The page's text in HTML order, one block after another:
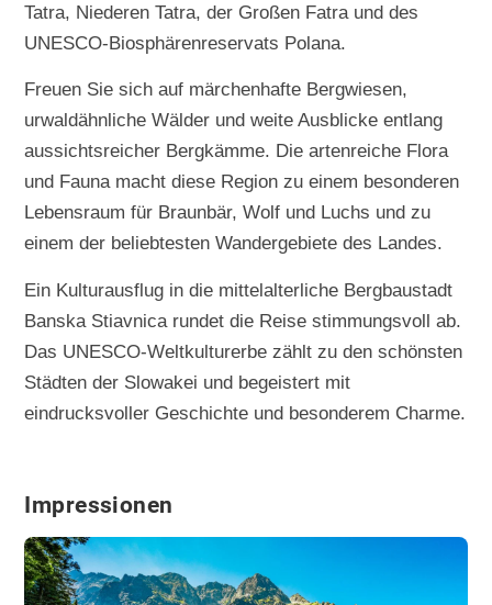
Tatra, Niederen Tatra, der Großen Fatra und des
UNESCO-Biosphärenreservats Polana.
Freuen Sie sich auf märchenhafte Bergwiesen,
urwaldähnliche Wälder und weite Ausblicke entlang
aussichtsreicher Bergkämme. Die artenreiche Flora
und Fauna macht diese Region zu einem besonderen
Lebensraum für Braunbär, Wolf und Luchs und zu
einem der beliebtesten Wandergebiete des Landes.
Ein Kulturausflug in die mittelalterliche Bergbaustadt
Banska Stiavnica rundet die Reise stimmungsvoll ab.
Das UNESCO-Weltkulturerbe zählt zu den schönsten
Städten der Slowakei und begeistert mit
eindrucksvoller Geschichte und besonderem Charme.
Impressionen